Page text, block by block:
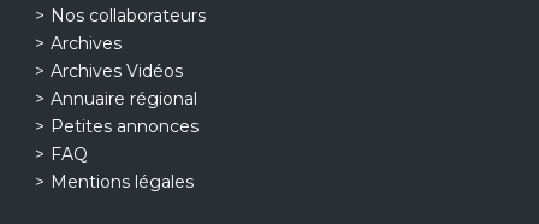
Nos collaborateurs
Archives
Archives Vidéos
Annuaire régional
Petites annonces
FAQ
Mentions légales